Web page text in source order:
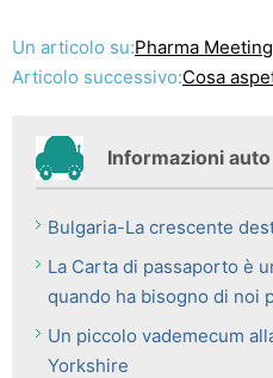
Un articolo su:Pharma
Articolo successivo:Cosa
Informazioni auto
Bulgaria-La crescente
La Carta di passaporto è
quando ha bisogno di noi
Un piccolo vademecum
Yorkshire